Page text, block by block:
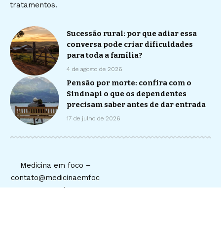
tratamentos.
Sucessão rural: por que adiar essa
conversa pode criar dificuldades
para toda a família?
4 de agosto de 2026
Pensão por morte: confira com o
Sindnapi o que os dependentes
precisam saber antes de dar entrada
17 de julho de 2026
Medicina em foco –
contato@medicinaemfoc
o.com.br